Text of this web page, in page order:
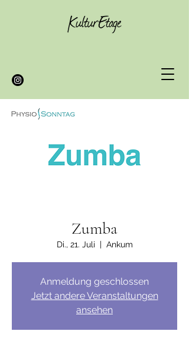
Zumba
Di., 21. Juli
  |
Ankum
Anmeldung geschlossen
Jetzt andere Veranstaltungen
ansehen